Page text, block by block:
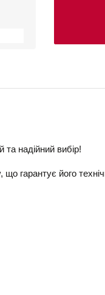
надійний вибір!
гарантує його